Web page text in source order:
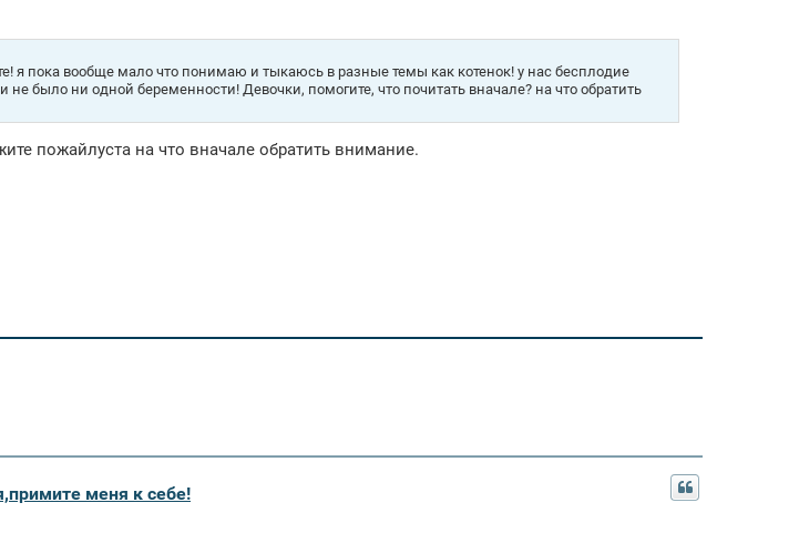
я пока вообще мало что понимаю и тыкаюсь в разные темы как котенок! у нас бесплодие
не было ни одной беременности! Девочки, помогите, что почитать вначале? на что обратить
пожайлуста на что вначале обратить внимание.
меня к себе!